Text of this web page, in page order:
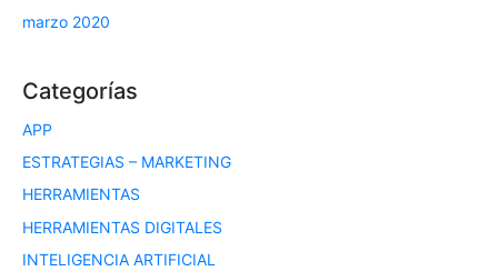
marzo 2020
Categorías
APP
ESTRATEGIAS – MARKETING
HERRAMIENTAS
HERRAMIENTAS DIGITALES
INTELIGENCIA ARTIFICIAL